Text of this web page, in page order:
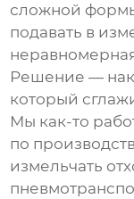
сложной
подавать в
Решение —
который
Мы как-то
по
измельчать